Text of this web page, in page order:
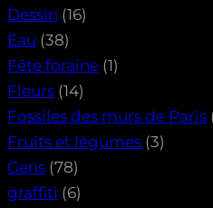
Dessin (16)
Eau (38)
Fête foraine (1)
Fleurs (14)
Fossiles des murs de Paris
Fruits et légumes (3)
Gens (78)
graffiti (6)